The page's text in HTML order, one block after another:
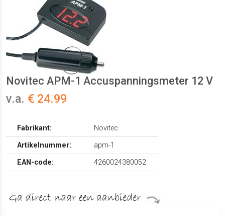
Novitec APM-1 Accuspanningsmeter 12 V
v.a. € 24.99
Fabrikant:
Novitec
Artikelnummer:
apm-1
EAN-code:
4260024380052